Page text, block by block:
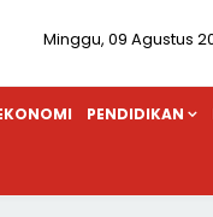
Minggu, 09 Agustus
PENDIDIKAN